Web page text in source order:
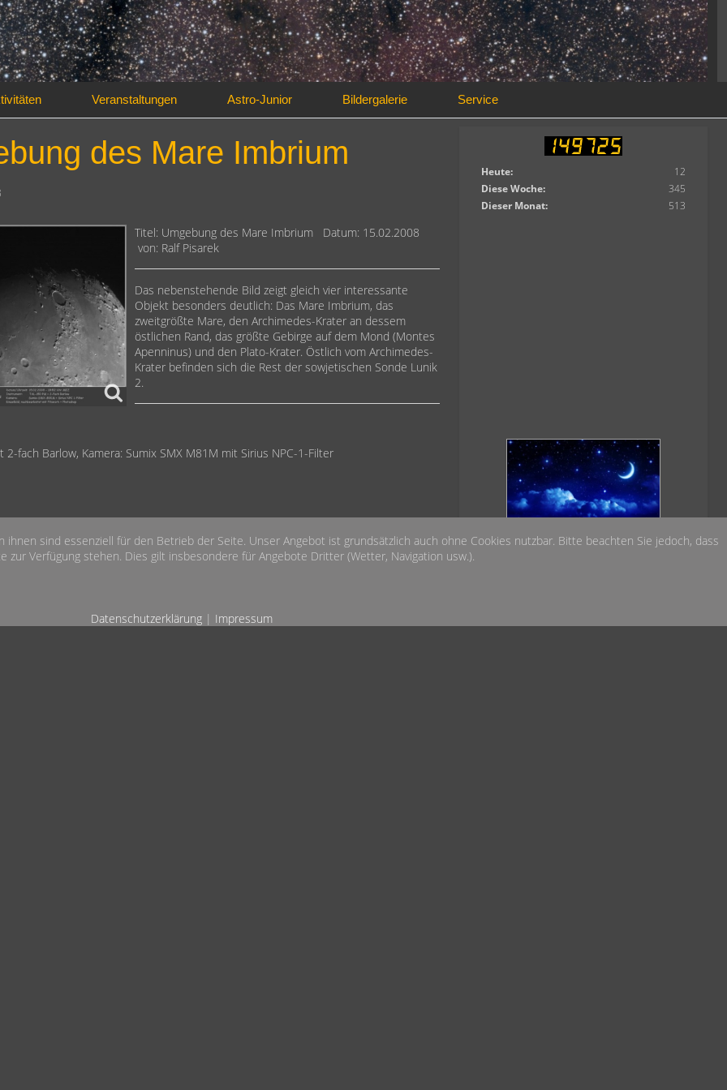
Veranstaltungen Astro-Junior Bildergalerie Service
des Mare Imbrium
Titel: Umgebung des Mare Imbrium Datum: 15.02.2008
von: Ralf Pisarek
Das nebenstehende Bild zeigt gleich vier interessante
Objekt besonders deutlich: Das Mare Imbrium, das
zweitgrößte Mare, den Archimedes-Krater an dessem
östlichen Rand, das größte Gebirge auf dem Mond (Montes
Apenninus) und den Plato-Krater. Östlich vom Archimedes-
Krater befinden sich die Rest der sowjetischen Sonde Lunik
2.
2-fach Barlow, Kamera: Sumix SMX M81M mit Sirius NPC-1-Filter
Heute:
12
Diese Woche:
345
Dieser Monat:
513
Das Wetter heute Nacht
sind essenziell für den Betrieb der Seite. Unser Angebot ist grundsätzlich auch ohne Cookies nutzbar. Bitte beachten Sie jedoch, dass
Verfügung stehen. Dies gilt insbesondere für Angebote Dritter (Wetter, Navigation usw.).
Datenschutzerklärung | Impressum